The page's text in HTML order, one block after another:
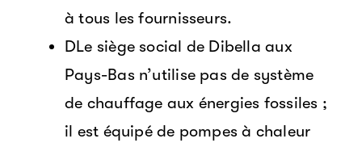
à tous les fournisseurs.
DLe siège social de Dibella aux
Pays-Bas n’utilise pas de système
de chauffage aux énergies fossiles ;
il est équipé de pompes à chaleur